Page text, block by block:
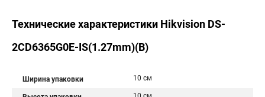
Технические характеристики Hikvision DS-
2CD6365G0E-IS(1.27mm)(B)
Ширина упаковки 10 см